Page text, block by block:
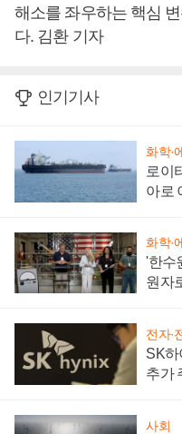
해소를 좌우하는 핵심
다. 김환 기자
인기기사
화학·
로이
아로
화학·
'한수
원자
전자·
SK하
추가
사회